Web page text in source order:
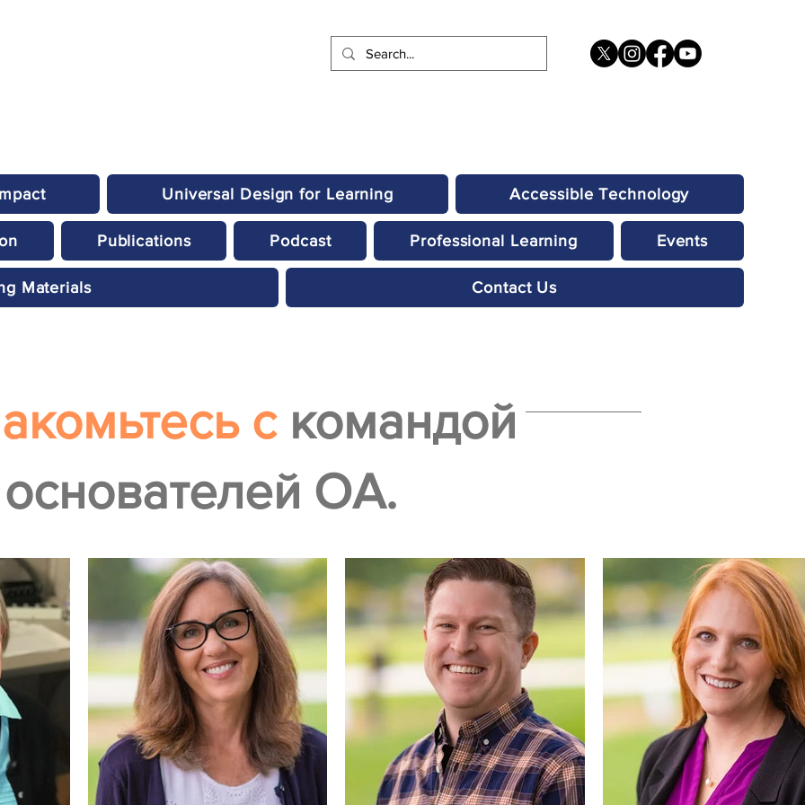
Universal Design for Learning Accessible Technology
Publications Podcast Professional Learning Events
Materials Contact Us
с командой
основателей OA.